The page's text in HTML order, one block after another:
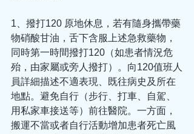
1、撥打120 原地休息，若有隨身攜帶藥
物硝酸甘油，舌下含服上述急救藥物，
同時第一時間撥打120（如患者情況危
殆，由家屬或旁人撥打）。向120值班人
員詳細描述不適表現、既往病史及所在
地點。避免自行（步行、打車、自駕、
用私家車接送等）前往醫院。一方面，
搬運不當或者自行活動增加患者死亡風